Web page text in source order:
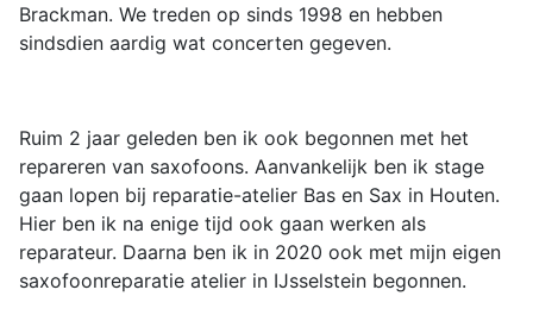
Brackman. We treden op sinds 1998 en hebben
sindsdien aardig wat concerten gegeven.
Ruim 2 jaar geleden ben ik ook begonnen met het
repareren van saxofoons. Aanvankelijk ben ik stage
gaan lopen bij reparatie-atelier Bas en Sax in Houten.
Hier ben ik na enige tijd ook gaan werken als
reparateur. Daarna ben ik in 2020 ook met mijn eigen
saxofoonreparatie atelier in IJsselstein begonnen.